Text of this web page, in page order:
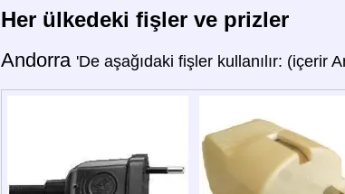
Her ülkedeki fişler ve prizler
Andorra 'De aşağıdaki fişler kullanılır: (içerir